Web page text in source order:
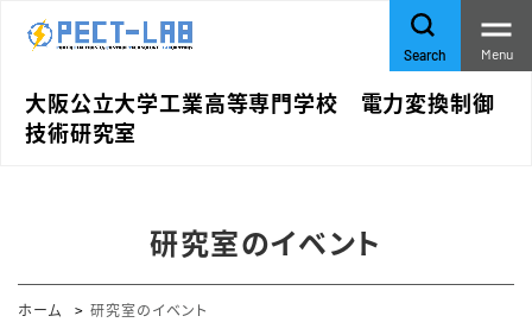
大阪公立大学工業高等専門学校 電力変換制御
技術研究室
Search Menu
研究室のイベント
ホーム 研究室のイベント